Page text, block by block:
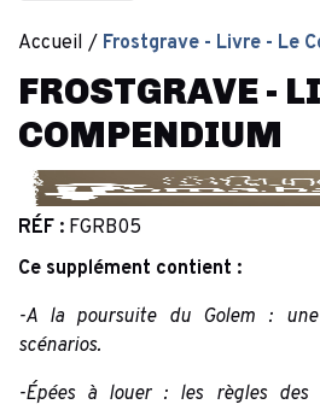
Accueil Frostgrave - Livre - Le
FROSTGRAVE -
COMPENDIUM
RÉF : FGRB05
Ce supplément contient :
-A la poursuite du Golem :
scénarios.
-Épées à louer : les règles des